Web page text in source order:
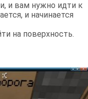
и вам нужно идти к
и начинается
на поверхность.